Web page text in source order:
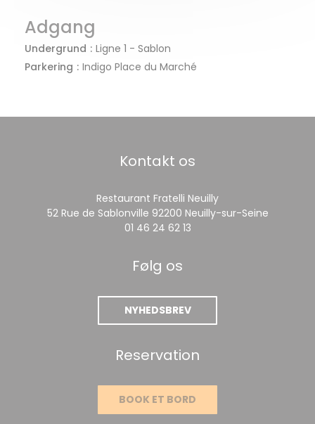
Adgang
Undergrund
Ligne 1 - Sablon
Parkering
Indigo Place du Marché
Kontakt os
Restaurant Fratelli Neuilly
52 Rue de Sablonville 92200 Neuilly-sur-Seine((åbner i
01 46 24 62 13
Følg os
NYHEDSBREV
Reservation
BOOK ET BORD